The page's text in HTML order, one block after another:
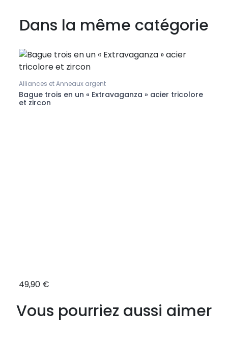
Dans la même catégorie
Alliances et Anneaux argent
Bague trois en un « Extravaganza » acier tricolore
et zircon
49,90 €
Vous pourriez aussi aimer